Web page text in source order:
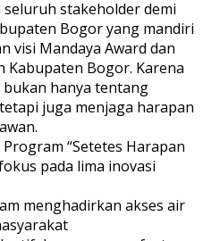
stakeholder demi
Bogor yang mandiri
visi Mandaya Award dan
Bogor. Karena
hanya tentang
juga menjaga harapan
“Setetes Harapan
pada lima inovasi
menghadirkan akses air